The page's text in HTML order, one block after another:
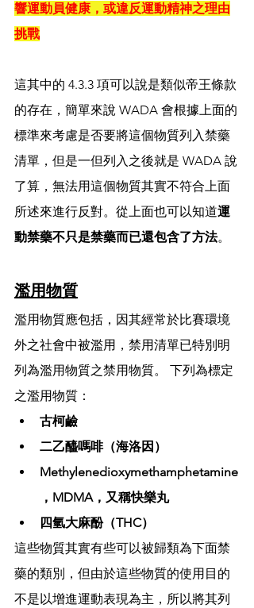
響運動員健康，或違反運動精神之理由
挑戰
這其中的 4.3.3 項可以說是類似帝王條款
的存在，簡單來說 WADA 會根據上面的
標準來考慮是否要將這個物質列入禁藥
清單，但是一但列入之後就是 WADA 說
了算，無法用這個物質其實不符合上面
所述來進行反對。從上面也可以知道運
動禁藥不只是禁藥而已還包含了方法。
濫用物質
濫用物質應包括，因其經常於比賽環境
外之社會中被濫用，禁用清單已特別明
列為濫用物質之禁用物質。 下列為標定
之濫用物質：
古柯鹼
二乙醯嗎啡（海洛因）
Methylenedioxymethamphetamine
，MDMA，又稱快樂丸
四氫大麻酚（THC）
這些物質其實有些可以被歸類為下面禁
藥的類別，但由於這些物質的使用目的
不是以增進運動表現為主，所以將其列